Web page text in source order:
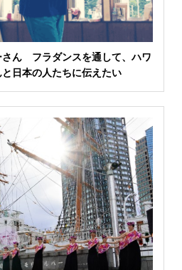
さん フラダンスを通して、ハワ
日本の人たちに伝えたい